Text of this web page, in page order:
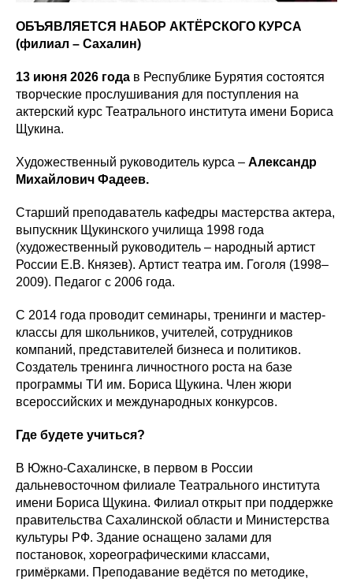
ОБЪЯВЛЯЕТСЯ НАБОР АКТЁРСКОГО КУРСА
(филиал – Сахалин)
13 июня 2026 года в Республике Бурятия состоятся
творческие прослушивания для поступления на
актерский курс Театрального института имени Бориса
Щукина.
Художественный руководитель курса – Александр
Михайлович Фадеев.
Старший преподаватель кафедры мастерства актера,
выпускник Щукинского училища 1998 года
(художественный руководитель – народный артист
России Е.В. Князев). Артист театра им. Гоголя (1998–
2009). Педагог с 2006 года.
С 2014 года проводит семинары, тренинги и мастер-
классы для школьников, учителей, сотрудников
компаний, представителей бизнеса и политиков.
Создатель тренинга личностного роста на базе
программы ТИ им. Бориса Щукина. Член жюри
всероссийских и международных конкурсов.
Где будете учиться?
В Южно-Сахалинске, в первом в России
дальневосточном филиале Театрального института
имени Бориса Щукина. Филиал открыт при поддержке
правительства Сахалинской области и Министерства
культуры РФ. Здание оснащено залами для
постановок, хореографическими классами,
гримёрками. Преподавание ведётся по методике,